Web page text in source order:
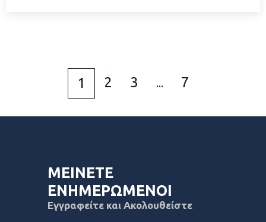
1 2 3 ... 7
ΜΕΙΝΕΤΕ
ΕΝΗΜΕΡΩΜΕΝΟΙ
Εγγραφείτε και Ακολουθείστε